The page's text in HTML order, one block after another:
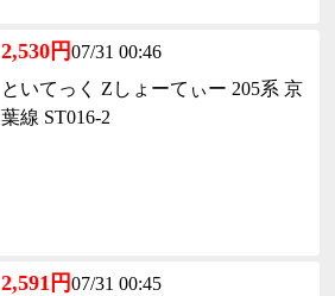
2,530円07/31 00:46
といてっく Zしょーてぃー 205系 京
葉線 ST016-2
2,591円07/31 00:45